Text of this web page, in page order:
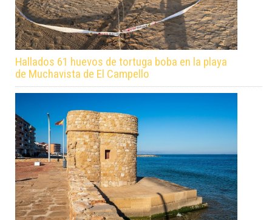
Hallados 61 huevos de tortuga boba en la playa
de Muchavista de El Campello